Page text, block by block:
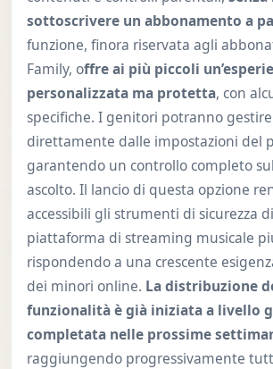
sottoscrivere un abbonamento a
funzione, finora riservata agli
Family, offre ai più piccoli
personalizzata ma protetta, con
specifiche. I genitori potranno
direttamente dalle impostazioni del
garantendo un controllo completo
ascolto. Il lancio di questa opzione
accessibili gli strumenti di sicurezza
piattaforma di streaming musicale
rispondendo a una crescente
dei minori online. La distribuzione
funzionalità è già iniziata a livello
completata nelle prossime
raggiungendo progressivamente